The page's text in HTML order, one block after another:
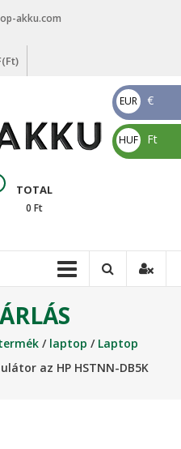
akku.com
TOTAL
0 Ft
/ laptop / Laptop
az HP HSTNN-DB5K
EUR
€
€
HUF
Ft
Ft